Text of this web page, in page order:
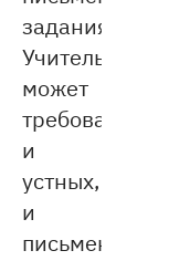
задания.
Учитель
может
требовать
и
устных,
и
письменных